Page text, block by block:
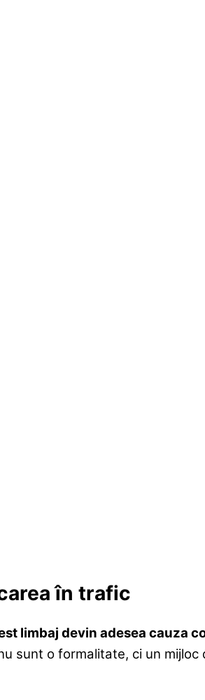
în trafic
limbaj devin adesea cauza
sunt o formalitate, ci un